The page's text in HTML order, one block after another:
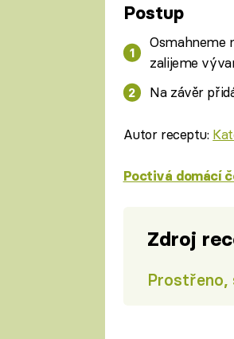
Postup
Osmahneme
zalijeme
Na závěr
Autor receptu:
Poctivá domácí
Zdroj
Prostřeno,